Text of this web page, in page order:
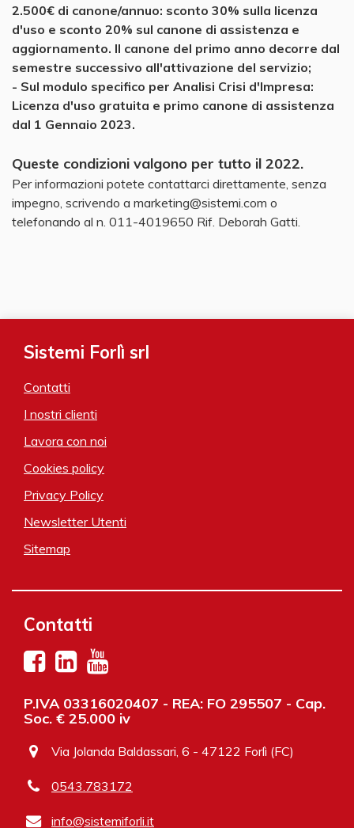
2.500€ di canone/annuo: sconto 30% sulla licenza
d'uso e sconto 20% sul canone di assistenza e
aggiornamento. Il canone del primo anno decorre dal
semestre successivo all'attivazione del servizio;
- Sul modulo specifico per Analisi Crisi d'Impresa:
Licenza d'uso gratuita e primo canone di assistenza
dal 1 Gennaio 2023.
Queste condizioni valgono per tutto il 2022.
Per informazioni potete contattarci direttamente, senza
impegno, scrivendo a marketing@sistemi.com o
telefonando al n. 011-4019650 Rif. Deborah Gatti.
Sistemi Forlì srl
Contatti
I nostri clienti
Lavora con noi
Cookies policy
Privacy Policy
Newsletter Utenti
Sitemap
Contatti
P.IVA 03316020407 - REA: FO 295507 - Cap.
Soc. € 25.000 iv
Via Jolanda Baldassari, 6 - 47122 Forlì (FC)
0543.783172
info@sistemiforli.it